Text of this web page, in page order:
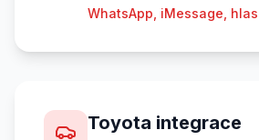
WhatsApp, iMessage,
Toyota integrace